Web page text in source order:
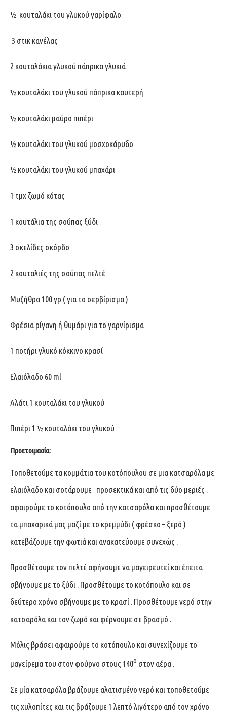
½ κουταλάκι του γλυκού γαρίφαλο
3 στικ κανέλας
2 κουταλάκια γλυκού πάπρικα γλυκιά
½ κουταλάκι του γλυκού πάπρικα καυτερή
½ κουταλάκι μαύρο πιπέρι
½ κουταλάκι του γλυκού μοσχοκάρυδο
½ κουταλάκι του γλυκού μπαχάρι
1 τμχ ζωμό κότας
1 κουτάλια της σούπας ξύδι
3 σκελίδες σκόρδο
2 κουταλιές της σούπας πελτέ
Μυζήθρα 100 γρ ( για το σερβίρισμα )
Φρέσια ρίγανη ή θυμάρι για το γαρνίρισμα
1 ποτήρι γλυκό κόκκινο κρασί
Ελαιόλαδο 60 ml
Αλάτι 1 κουταλάκι του γλυκού
Πιπέρι 1 ½ κουταλάκι του γλυκού
Προετοιμασία:
Τοποθετούμε τα κομμάτια του κοτόπουλου σε μια κατσαρόλα με
ελαιόλαδο και σοτάρουμε προσεκτικά και από τις δύο μεριές .
αφαιρούμε το κοτόπουλο από την κατσαρόλα και προσθέτουμε
τα μπαχαρικά μας μαζί με το κρεμμύδι ( φρέσκο – ξερό )
κατεβάζουμε την φωτιά και ανακατεύουμε συνεχώς .
Προσθέτουμε τον πελτέ αφήνουμε να μαγειρευτεί και έπειτα
σβήνουμε με το ξύδι . Προσθέτουμε το κοτόπουλο και σε
δεύτερο χρόνο σβήνουμε με το κρασί . Προσθέτουμε νερό στην
κατσαρόλα και τον ζωμό και φέρνουμε σε βρασμό .
Μόλις βράσει αφαιρούμε το κοτόπουλο και συνεχίζουμε το
μαγείρεμα του στον φούρνο στους 140ο στον αέρα .
Σε μία κατσαρόλα βράζουμε αλατισμένο νερό και τοποθετούμε
τις χυλοπίτες και τις βράζουμε 1 λεπτό λιγότερο από τον χρόνο